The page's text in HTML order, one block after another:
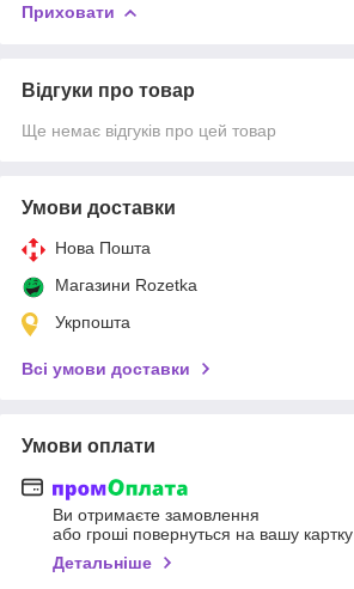
Приховати
Відгуки про товар
Ще немає відгуків про цей товар
Умови доставки
Нова Пошта
Магазини Rozetka
Укрпошта
Всі умови доставки
Умови оплати
Ви отримаєте замовлення
або гроші повернуться на вашу картку
Детальніше